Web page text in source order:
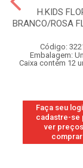
H.KIDS
BRANCO/ROSA
Código:
Embalagem:
Caixa contém 12
Faça seu
cadastre-se
ver
comprar